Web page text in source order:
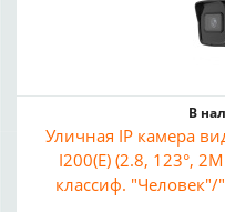
В
Уличная IP камера
I200(E) (2.8, 123°,
классиф. "Человек"/